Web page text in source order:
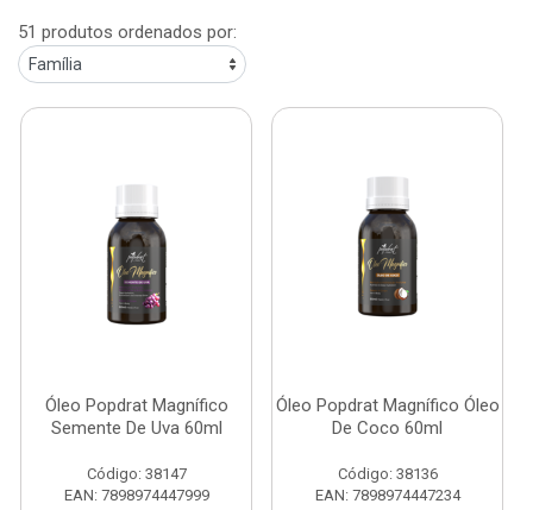
51 produtos ordenados por:
Óleo Popdrat Magnífico
Semente De Uva 60ml
Código: 38147
EAN: 7898974447999
Óleo Popdrat Magnífico Óleo
De Coco 60ml
Código: 38136
EAN: 7898974447234